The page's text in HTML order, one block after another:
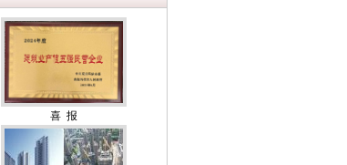
喜 报